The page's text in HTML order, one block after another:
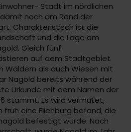
Stadt im nördlichen
noch am Rand der
Charakteristisch ist die
und die Lage am
Gleich fünf
auf dem Stadtgebiet
Wäldern als auch Wiesen mit
Nagold bereits während der
Urkunde mit dem Namen der
stammt. Es wird vermutet,
früh eine Fliehburg befand, die
befestigt wurde. Nach